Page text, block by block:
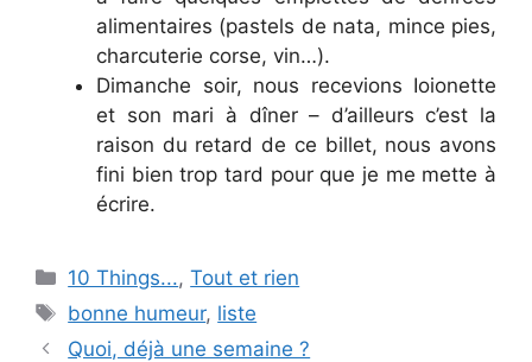
alimentaires (pastels de nata, mince pies,
charcuterie corse, vin…).
Dimanche soir, nous recevions Ioionette
et son mari à dîner – d’ailleurs c’est la
raison du retard de ce billet, nous avons
fini bien trop tard pour que je me mette à
écrire.
Categories
10 Things...,Tout et rien
Tags
bonne humeur, liste
Quoi, déjà une semaine ?